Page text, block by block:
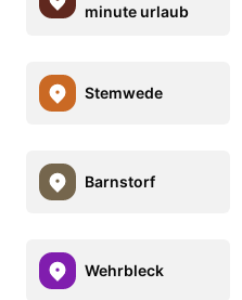
minute urlaub
Stemwede
Barnstorf
Wehrbleck